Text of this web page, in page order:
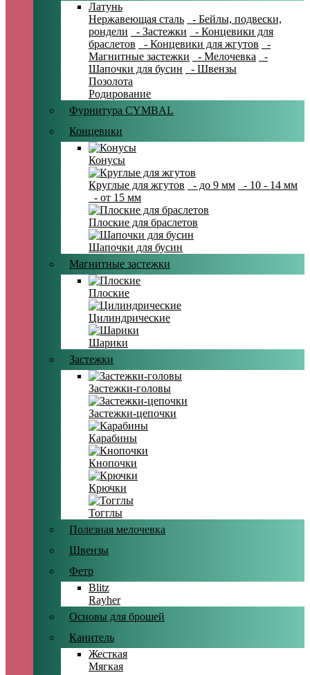
Латунь
Нержавеющая сталь
- Бейлы, подвески,
рондели
- Застежки
- Концевики для
браслетов
- Концевики для жгутов
-
Магнитные застежки
- Мелочевка
-
Шапочки для бусин
- Швензы
Позолота
Родирование
Фурнитура CYMBAL
Концевики
Конусы
Круглые для жгутов - до 9 мм
- 10 - 14 мм
- от 15 мм
Плоские для браслетов
Шапочки для бусин
Магнитные застежки
Плоские
Цилиндрические
Шарики
Застежки
Застежки-головы
Застежки-цепочки
Карабины
Кнопочки
Крючки
Тогглы
Полезная мелочевка
Швензы
Фетр
Blitz
Rayher
Основы для брошей
Канитель
Жесткая
Мягкая